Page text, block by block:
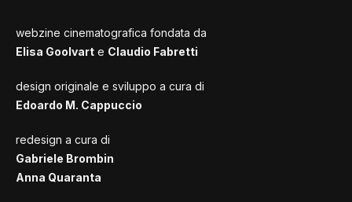
webzine cinematografica fondata da
Elisa Goolvart e Claudio Fabretti
design originale e sviluppo a cura di
Edoardo M. Cappuccio
redesign a cura di
Gabriele Brombin
Anna Quaranta